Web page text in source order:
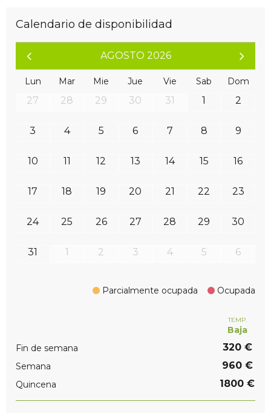
Calendario de disponibilidad
AGOSTO 2026
Lun Mar Mie Jue Vie Sab Dom
27 28 29 30 31 1 2
3 4 5 6 7 8 9
10 11 12 13 14 15 16
17 18 19 20 21 22 23
24 25 26 27 28 29 30
31 1 2 3 4 5 6
Parcialmente ocupada Ocupada
TEMP.
Baja
Fin de semana
320 €
Semana 960 €
Quincena 1800 €